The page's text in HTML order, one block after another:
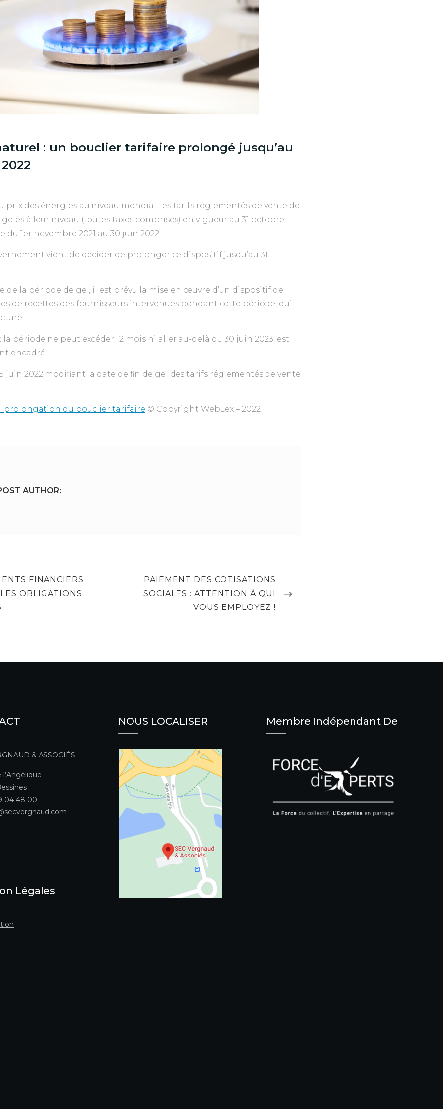
: un bouclier tarifaire prolongé jusqu’au
prix des énergies au niveau mondial, les tarifs règlementés de vente de
à leur niveau (toutes taxes comprises) en vigueur au 31 octobre
du 1er novembre 2021 au 30 juin 2022.
vient de décider de prolonger ce dispositif jusqu’au 31
de la période de gel, il est prévu la mise en œuvre d’un dispositif de
de recettes des fournisseurs intervenues pendant cette période, qui
période ne peut excéder 12 mois ni aller au-delà du 30 juin 2023, est
encadré.
juin 2022 modifiant la date de fin de gel des tarifs réglementés de vente
: prolongation du bouclier tarifaire © Copyright WebLex – 2022
AUTHOR:
FINANCIERS :
OBLIGATIONS
NEXT
POST
PAIEMENT DES COTISATIONS
SOCIALES : ATTENTION À QUI
VOUS EMPLOYEZ !
& ASSOCIÉS
l’Angélique
04 48 00
Légales
NOUS LOCALISER Membre Indépendant De